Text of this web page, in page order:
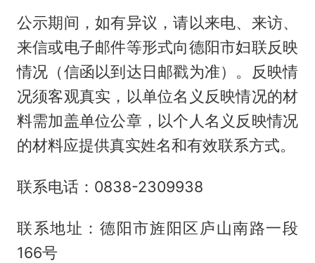
公示期间，如有异议，请以来电、来访、
来信或电子邮件等形式向德阳市妇联反映
情况（信函以到达日邮戳为准）。反映情
况须客观真实，以单位名义反映情况的材
料需加盖单位公章，以个人名义反映情况
的材料应提供真实姓名和有效联系方式。
联系电话：0838-2309938
联系地址：德阳市旌阳区庐山南路一段
166号